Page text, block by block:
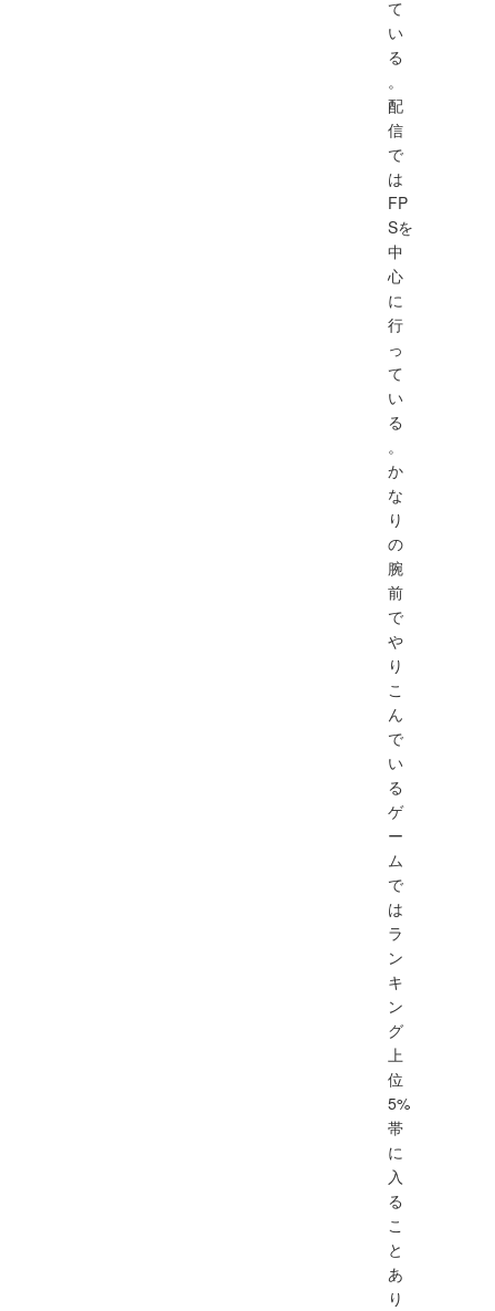
て
い
る
。
配
信
で
は
FP
Sを
中
心
に
行
っ
て
い
る
。
か
な
り
の
腕
前
で
や
り
こ
ん
で
い
る
ゲ
ー
ム
で
は
ラ
ン
キ
ン
グ
上
位
5%
帯
に
入
る
こ
と
あ
り